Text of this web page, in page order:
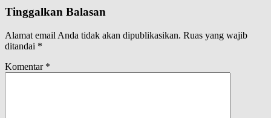
Tinggalkan Balasan
Alamat email Anda tidak akan dipublikasikan. Ruas yang wajib
ditandai *
Komentar *